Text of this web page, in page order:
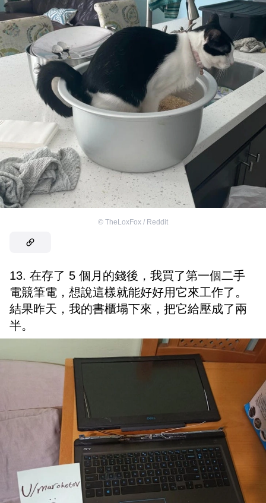
© TheLoxFox / Reddit
13. 在存了 5 個月的錢後，我買了第一個二手
電競筆電，想說這樣就能好好用它來工作了。
結果昨天，我的書櫃塌下來，把它給壓成了兩
半。